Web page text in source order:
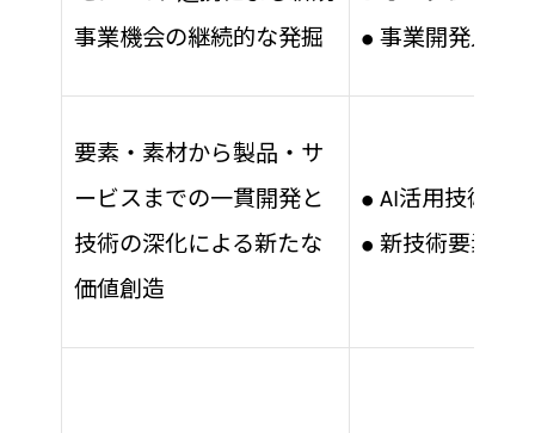
事業機会の継続的な発掘
● 事業開発人材
要素・素材から製品・サ
ービスまでの一貫開発と
技術の深化による新たな
価値創造
● AI活用技術開
● 新技術要素の